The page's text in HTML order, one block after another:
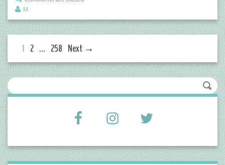
M.
1 2 … 258 Next →